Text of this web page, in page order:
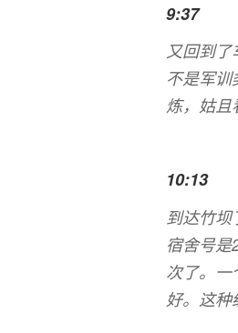
9:37
又回到了
不是军
炼，姑且
10:13
到达竹坝
宿舍号
次了。一
好。这